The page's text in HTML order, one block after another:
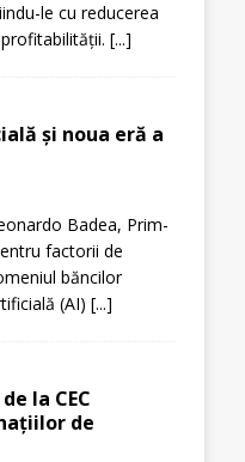
le cu reducerea
[...]
și noua eră a
Badea, Prim-
factorii de
băncilor
(AI) [...]
la CEC
de